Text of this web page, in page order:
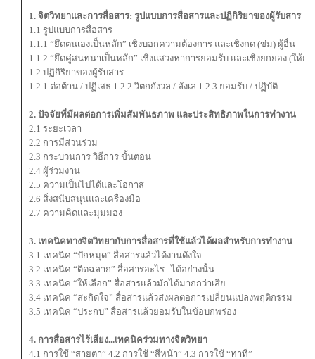
1. จิตวิทยาและการสื่อสาร: รูปแบบการสื่อสารและปฏิกิริยาของผู้รับสาร
1.1 รูปแบบการสื่อสาร
1.1.1 “ยึดตนเองเป็นหลัก” เชิงบอกความต้องการ และเชิงกด (ข่ม) ผู้อื่น
1.1.2 “ยึดคู่สนทนาเป็นหลัก” เชิงแสวงหาการยอมรับ และเชิงยกย่อง (ให้ก
1.2 ปฏิกิริยาของผู้รับสาร
1.2.1 ต่อต้าน / ปฏิเสธ 1.2.2 วิตกกังวล / ลังเล 1.2.3 ยอมรับ / ปฏิบัติ
2. ปัจจัยที่มีผลต่อการเพิ่มสัมพันธภาพ และประสิทธิภาพในการทำงาน
2.1 ระยะเวลา
2.2 การมีส่วนร่วม
2.3 กระบวนการ วิธีการ ขั้นตอน
2.4 ผู้ร่วมงาน
2.5 ความเป็นไปได้และโอกาส
2.6 สิ่งสนับสนุนและเครื่องมือ
2.7 ความคิดและมุมมอง
3. เทคนิคทางจิตวิทยากับการสื่อสารที่ใช้แล้วได้ผลสำหรับการทำงาน
3.1 เทคนิค “ปักหมุด” สื่อสารแล้วได้งานดังใจ
3.2 เทคนิค “ติดฉลาก” สื่อสารอะไร...ได้อย่างนั้น
3.3 เทคนิค “ให้เลือก” สื่อสารแล้วมักได้มากกว่าเสีย
3.4 เทคนิค “สะกิดใจ” สื่อสารแล้วส่งผลต่อการเปลี่ยนแปลงพฤติกรรม
3.5 เทคนิค “ประกบ” สื่อสารแล้วยอมรับในข้อบกพร่อง
4. การสื่อสารไร้เสียง...เทคนิคร่วมทางจิตวิทยา
4.1 การใช้ “สายตา” 4.2 การใช้ “สีหน้า” 4.3 การใช้ “ท่าที”